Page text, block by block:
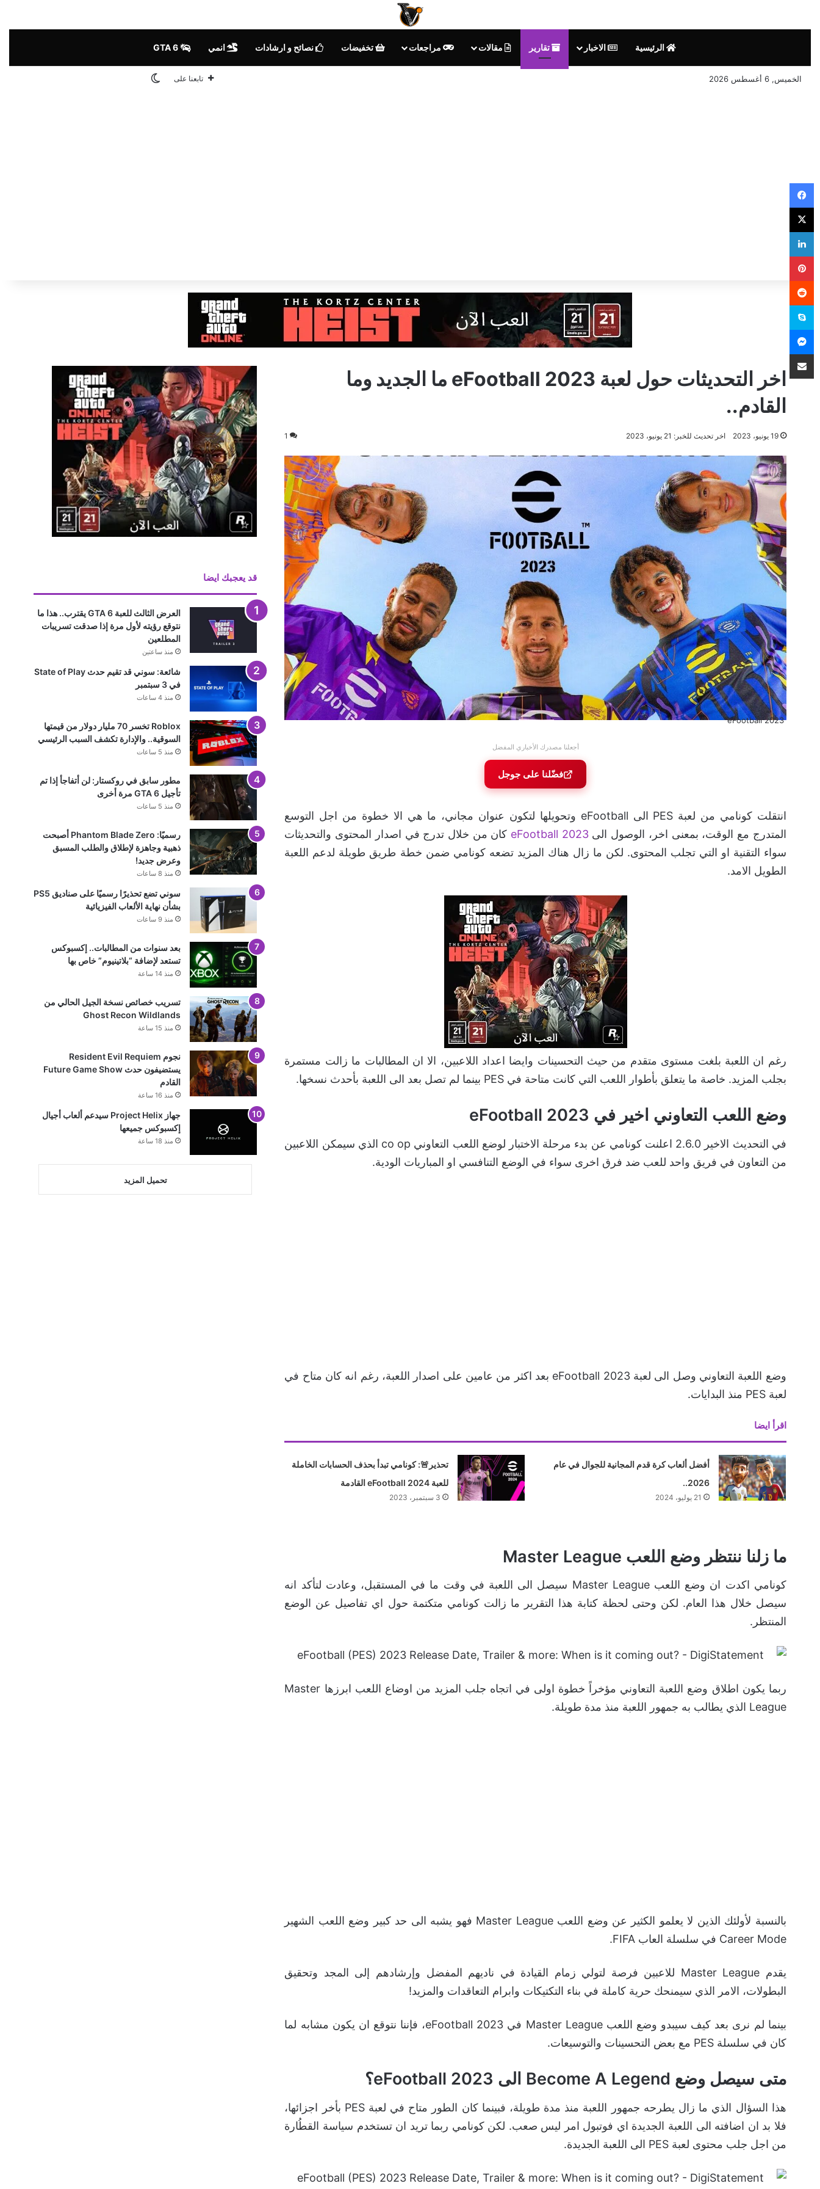
الرئيسية الاخبار تقارير مقالات مراجعات تخفيضات نصائح و ارشادات انمي
الخميس, 6 أغسطس 2026 تابعنا على الوضع المظلم
اخر التحديثات حول لعبة eFootball 2023 ما الجديد وما
القادم..
19 يونيو، 2023 اخر تحديث للخبر: 21 يونيو، 2023 1
eFootball 2023
أجعلنا مصدرك الأخباري المفضل
فضّلنا على جوجل
انتقلت كونامي من لعبة PES الى eFootball وتحويلها لتكون عنوان مجاني، ما هي الا خطوة من اجل التوسع
المتدرج مع الوقت، بمعنى اخر، الوصول الىeFootball 2023 كان من خلال تدرج في اصدار المحتوى والتحديثات
سواء التقنية او التي تجلب المحتوى. لكن ما زال هناك المزيد تضعه كونامي ضمن خطة طريق طويلة لدعم اللعبة
الطويل الامد.
رغم ان اللعبة بلغت مستوى متقدم من حيث التحسينات وايضا اعداد اللاعبين، الا ان المطالبات ما زالت مستمرة
بجلب المزيد. خاصة ما يتعلق بأطوار اللعب التي كانت متاحة في PES بينما لم تصل بعد الى اللعبة بأحدث نسخها.
وضع اللعب التعاوني اخير في eFootball 2023
في التحديث الاخير 2.6.0 اعلنت كونامي عن بدء مرحلة الاختبار لوضع اللعب التعاوني co op الذي سيمكن اللاعبين
من التعاون في فريق واحد للعب ضد فرق اخرى سواء في الوضع التنافسي او المباريات الودية.
وضع اللعبة التعاوني وصل الى لعبة eFootball 2023 بعد اكثر من عامين على اصدار اللعبة، رغم انه كان متاح في
لعبة PES منذ البدايات.
اقرأ ايضا
أفضل ألعاب كرة قدم المجانية للجوال في عام
2026..
21 يوليو، 2024
تحذير🚨: كونامي تبدأ بحذف الحسابات الخاملة
للعبة eFootball 2024 القادمة
3 سبتمبر، 2023
ما زلنا ننتظر وضع اللعب Master League
كونامي اكدت ان وضع اللعب Master League سيصل الى اللعبة في وقت ما في المستقبل، وعادت لتأكد انه
سيصل خلال هذا العام. لكن وحتى لحظة كتابة هذا التقرير ما زالت كونامي متكتمة حول اي تفاصيل عن الوضع
المنتظر.
ربما يكون اطلاق وضع اللعبة التعاوني مؤخراً خطوة اولى في اتجاه جلب المزيد من اوضاع اللعب ابرزها Master
League الذي يطالب به جمهور اللعبة منذ مدة طويلة.
بالنسبة لأولئك الذين لا يعلمو الكثير عن وضع اللعب Master League فهو يشبه الى حد كبير وضع اللعب الشهير
Career Mode في سلسلة العاب FIFA.
يقدم Master League للاعبين فرصة لتولي زمام القيادة في ناديهم المفضل وإرشادهم إلى المجد وتحقيق
البطولات، الامر الذي سيمنحك حرية كاملة في بناء التكتيكات وابرام التعاقدات والمزيد!
بينما لم نرى بعد كيف سيبدو وضع اللعب Master League في eFootball 2023، فإننا نتوقع ان يكون مشابه لما
كان في سلسلة PES مع بعض التحسينات والتوسيعات.
متى سيصل وضع Become A Legend الى eFootball 2023؟
هذا السؤال الذي ما زال يطرحه جمهور اللعبة منذ مدة طويلة، فبينما كان الطور متاح في لعبة PES بأخر اجزائها،
فلا بد ان اضافته الى اللعبة الجديدة اي فوتبول امر ليس صعب. لكن كونامي ربما تريد ان تستخدم سياسة القطُارة
من اجل جلب محتوى لعبة PES الى اللعبة الجديدة.
قد يعجبك ايضا
العرض الثالث للعبة GTA 6 يقترب.. هذا ما
نتوقع رؤيته لأول مرة إذا صدقت تسريبات
المطلعين
منذ ساعتين
شائعة: سوني قد تقيم حدث State of Play
في 3 سبتمبر
منذ 4 ساعات
Roblox تخسر 70 مليار دولار من قيمتها
السوقية.. والإدارة تكشف السبب الرئيسي
منذ 5 ساعات
مطور سابق في روكستار: لن أتفاجأ إذا تم
تأجيل GTA 6 مرة أخرى
منذ 5 ساعات
رسميًا: Phantom Blade Zero أصبحت
ذهبية وجاهزة لإطلاق والطلب المسبق
وعرض جديد!
منذ 8 ساعات
سوني تضع تحذيرًا رسميًا على صناديق PS5
بشأن نهاية الألعاب الفيزيائية
منذ 9 ساعات
بعد سنوات من المطالبات.. إكسبوكس
تستعد لإضافة “بلاتينيوم” خاص بها
منذ 14 ساعة
تسريب خصائص نسخة الجيل الحالي من
Ghost Recon Wildlands
منذ 15 ساعة
نجوم Resident Evil Requiem
يستضيفون حدث Future Game Show
القادم
منذ 16 ساعة
جهاز Project Helix سيدعم ألعاب أجيال
إكسبوكس جميعها
منذ 18 ساعة
تحميل المزيد
فيسبوك
‫X
لينكدإن
بينتيريست
سكايب
ماسنجر
مشاركة عبر البريد